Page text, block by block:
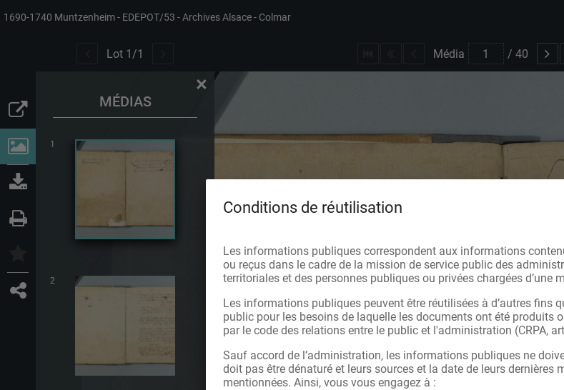
1690-1740 Muntzenheim EDEPOT/53 Archives Alsace - Colmar
Lot 1 /1 Média / 40
MÉDIAS
×
1
2
Conditions de réutilisation
Les informations publiques correspondent aux informations
ou reçus dans le cadre de la mission de service public des
territoriales et des personnes publiques ou privées chargées d’une
Les informations publiques peuvent être réutilisées à d’autres fins
public pour les besoins de laquelle les documents ont été produits
par le code des relations entre le public et l'administration (CRPA,
Sauf accord de l’administration, les informations publiques ne
doit pas être dénaturé et leurs sources et la date de leurs dernières
mentionnées. Ainsi, vous vous engagez à :